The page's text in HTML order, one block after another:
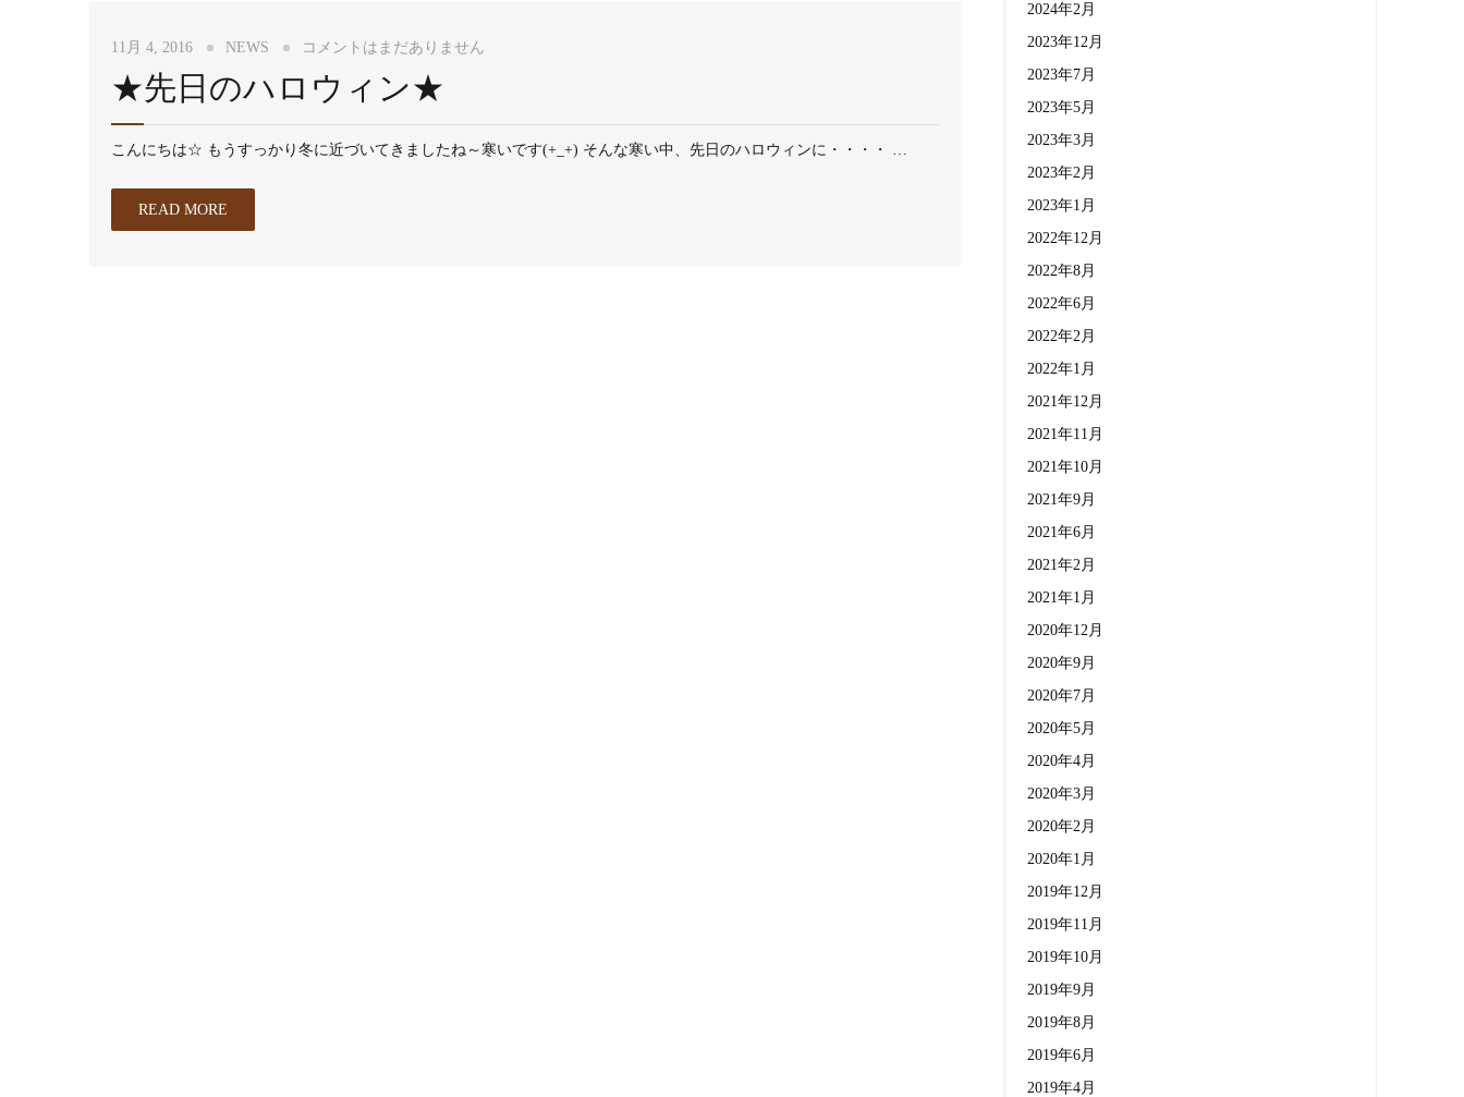
11月 4, 2016 NEWS コメントはまだありません
★先日のハロウィン★
こんにちは☆ もうすっかり冬に近づいてきましたね～寒いです(+_+) そんな寒い中、先日のハロウィンに・・・・ …
READ MORE
2024年2月
2023年12月
2023年7月
2023年5月
2023年3月
2023年2月
2023年1月
2022年12月
2022年8月
2022年6月
2022年2月
2022年1月
2021年12月
2021年11月
2021年10月
2021年9月
2021年6月
2021年2月
2021年1月
2020年12月
2020年9月
2020年7月
2020年5月
2020年4月
2020年3月
2020年2月
2020年1月
2019年12月
2019年11月
2019年10月
2019年9月
2019年8月
2019年6月
2019年4月